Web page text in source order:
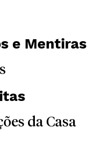
e Mentiras
da Casa